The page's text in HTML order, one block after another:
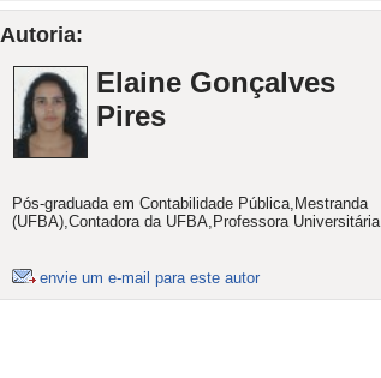
Autoria:
Elaine Gonçalves
Pires
Pós-graduada em Contabilidade Pública,Mestranda
(UFBA),Contadora da UFBA,Professora Universitária.
envie um e-mail para este autor